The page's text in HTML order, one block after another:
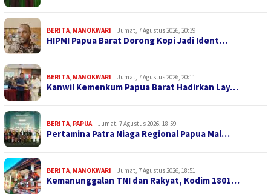
BERITA, MANOKWARI Jumat, 7 Agustus 2026, 20:39
HIPMI Papua Barat Dorong Kopi Jadi Ident…
BERITA, MANOKWARI Jumat, 7 Agustus 2026, 20:11
Kanwil Kemenkum Papua Barat Hadirkan Lay…
BERITA, PAPUA Jumat, 7 Agustus 2026, 18:59
Pertamina Patra Niaga Regional Papua Mal…
BERITA, MANOKWARI Jumat, 7 Agustus 2026, 18:51
Kemanunggalan TNI dan Rakyat, Kodim 1801…